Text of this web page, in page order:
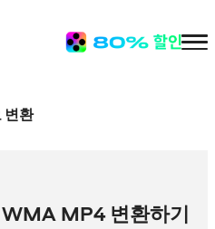
변환
MP4 변환하기